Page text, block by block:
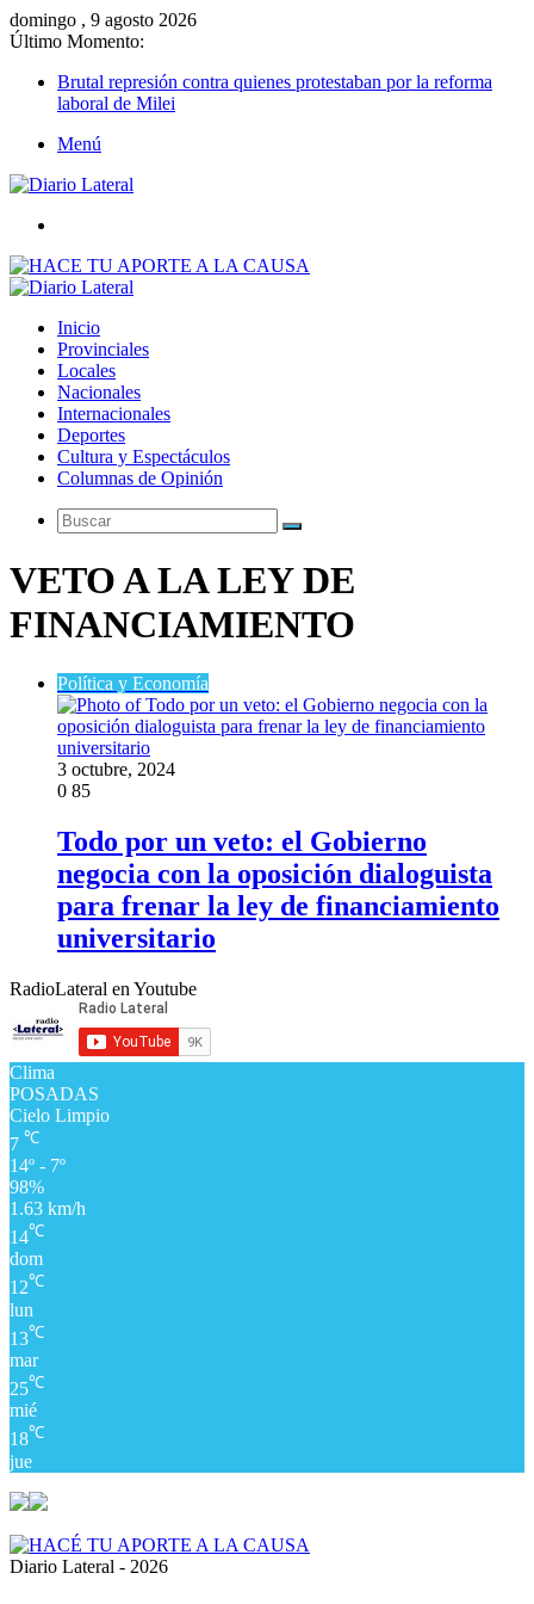
domingo , 9 agosto 2026
Último Momento:
Brutal represión contra quienes protestaban por la reforma
laboral de Milei
Menú
Inicio
Provinciales
Locales
Nacionales
Internacionales
Deportes
Cultura y Espectáculos
Columnas de Opinión
Buscar
VETO A LA LEY DE
FINANCIAMIENTO
Política y Economía
3 octubre, 2024
0 85
Todo por un veto: el Gobierno
negocia con la oposición dialoguista
para frenar la ley de financiamiento
universitario
RadioLateral en Youtube
Clima
POSADAS
Cielo Limpio
7 ℃
14º - 7º
98%
1.63 km/h
14℃
dom
12℃
lun
13℃
mar
25℃
mié
18℃
jue
Diario Lateral - 2026